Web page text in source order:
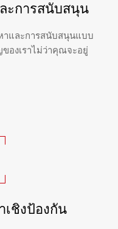
ะการสนับสนุน
และการสนับสนุนแบบ
องเราไม่ว่าคุณจะอยู่
เชิงป้องกัน